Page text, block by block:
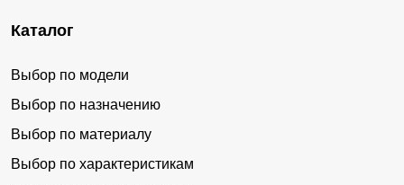
Каталог
Выбор по модели
Выбор по назначению
Выбор по материалу
Выбор по характеристикам